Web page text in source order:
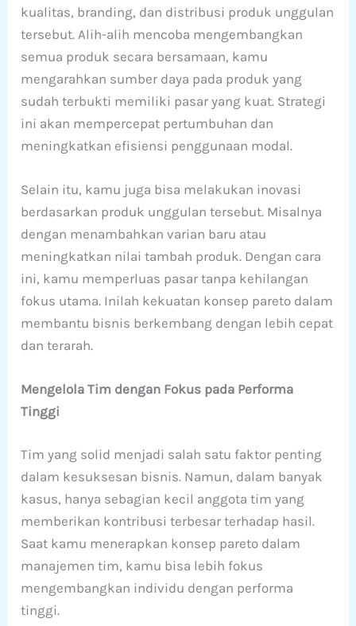
kualitas, branding, dan distribusi produk unggulan
tersebut. Alih-alih mencoba mengembangkan
semua produk secara bersamaan, kamu
mengarahkan sumber daya pada produk yang
sudah terbukti memiliki pasar yang kuat. Strategi
ini akan mempercepat pertumbuhan dan
meningkatkan efisiensi penggunaan modal.
Selain itu, kamu juga bisa melakukan inovasi
berdasarkan produk unggulan tersebut. Misalnya
dengan menambahkan varian baru atau
meningkatkan nilai tambah produk. Dengan cara
ini, kamu memperluas pasar tanpa kehilangan
fokus utama. Inilah kekuatan konsep pareto dalam
membantu bisnis berkembang dengan lebih cepat
dan terarah.
Mengelola Tim dengan Fokus pada Performa
Tinggi
Tim yang solid menjadi salah satu faktor penting
dalam kesuksesan bisnis. Namun, dalam banyak
kasus, hanya sebagian kecil anggota tim yang
memberikan kontribusi terbesar terhadap hasil.
Saat kamu menerapkan konsep pareto dalam
manajemen tim, kamu bisa lebih fokus
mengembangkan individu dengan performa
tinggi.